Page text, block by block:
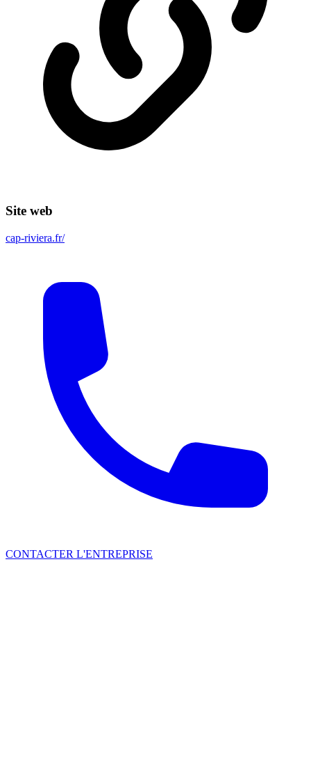
Site web
cap-riviera.fr/
CONTACTER L'ENTREPRISE